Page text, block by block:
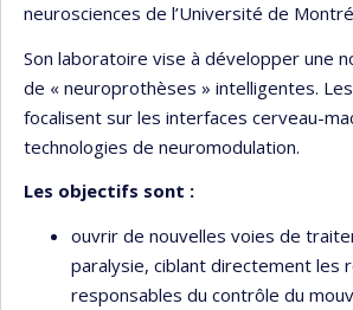
neurosciences de l’Université de
Son laboratoire vise à développer une
de « neuroprothèses » intelligentes.
focalisent sur les interfaces cerveau-
technologies de neuromodulation.
Les objectifs sont :
ouvrir de nouvelles voies de
paralysie, ciblant directement les
responsables du contrôle du